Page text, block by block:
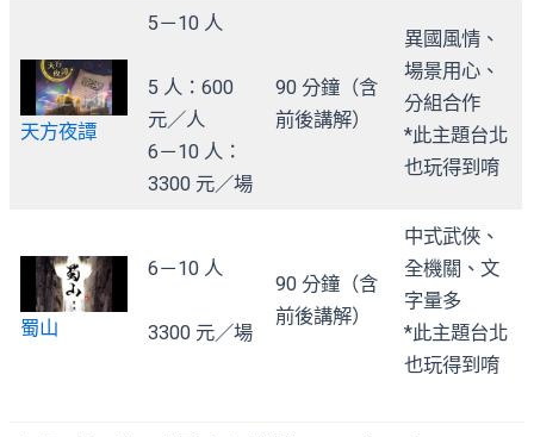
天方夜譚
5－10 人
5 人：600
元／人
6－10 人：
3300 元／場
90 分鐘（含
前後講解）
異國風情、
場景用心、
分組合作
*此主題台北
也玩得到唷
蜀山
6－10 人
3300 元／場
90 分鐘（含
前後講解）
中式武俠、
全機關、文
字量多
*此主題台北
也玩得到唷